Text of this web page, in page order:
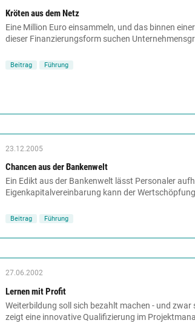
Kröten aus dem Netz
Eine Million Euro einsammeln, und das binnen
dieser Finanzierungsform suchen
Beitrag Führung
23.12.2005
Chancen aus der Bankenwelt
Ein Edikt aus der Bankenwelt lässt Personaler
Eigenkapitalvereinbarung kann der
Beitrag Führung
27.06.2002
Lernen mit Profit
Weiterbildung soll sich bezahlt machen - und
zeigt eine innovative Qualifizierung im